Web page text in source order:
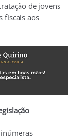
de jovens
fiscais aos